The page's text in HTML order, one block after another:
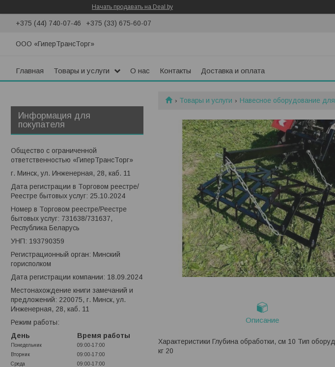
Начать продавать на Deal.by
+375 (44) 740-07-46 +375 (33) 675-60-07
ООО «ГиперТрансТорг»
Главная Товары и услуги О нас Контакты Доставка и оплата
Товары и услуги Навесное оборудование
Описание
Характеристики Глубина обработки, см 10 Тип
кг 20
Информация для
покупателя
Общество с ограниченной
ответственностью «ГиперТрансТорг»
г. Минск, ул. Инженерная, 28, каб. 11
Дата регистрации в Торговом реестре/
Реестре бытовых услуг: 25.10.2024
Номер в Торговом реестре/Реестре
бытовых услуг: 731638/731637,
Республика Беларусь
УНП: 193790359
Регистрационный орган: Минский
горисполком
Дата регистрации компании: 18.09.2024
Местонахождение книги замечаний и
предложений: 220075, г. Минск, ул.
Инженерная, 28, каб. 11
Режим работы:
День
Время работы
Понедельник
09:00-17:00
Вторник
09:00-17:00
Среда
09:00-17:00